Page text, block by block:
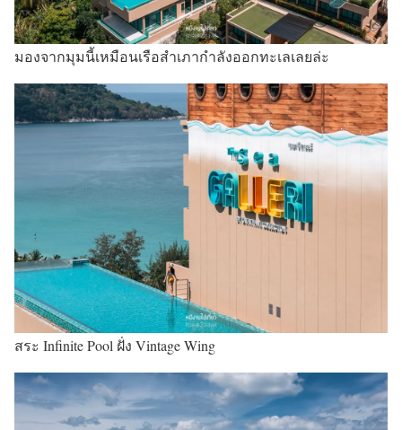
มองจากมุมนี้เหมือนเรือสำเภากำลังออกทะเลเลยล่ะ
สระ Infinite Pool ฝั่ง Vintage Wing